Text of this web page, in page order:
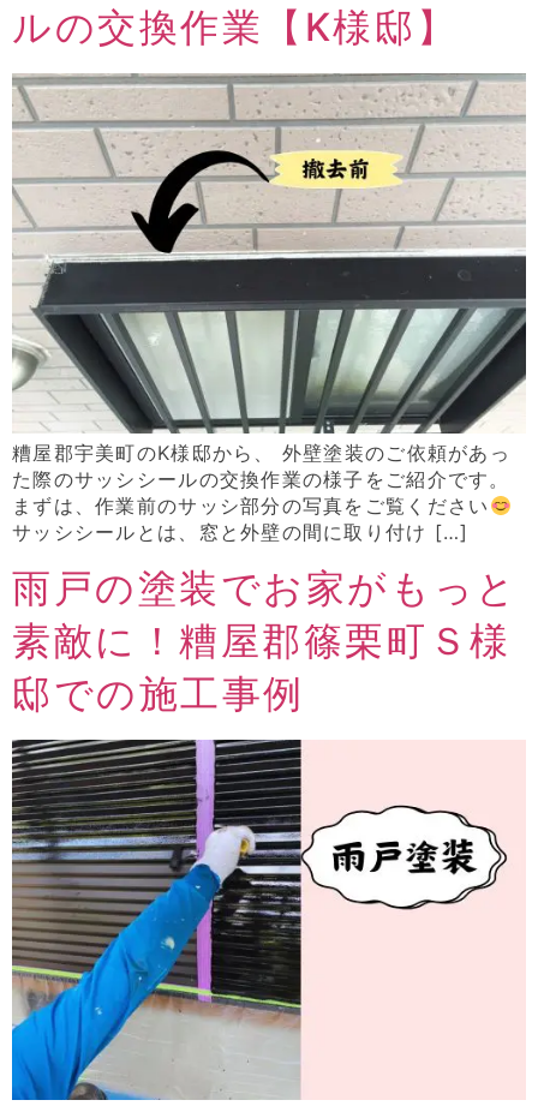
ルの交換作業【K様邸】
糟屋郡宇美町のK様邸から、 外壁塗装のご依頼があっ
た際のサッシシールの交換作業の様子をご紹介です。
まずは、作業前のサッシ部分の写真をご覧ください
サッシシールとは、窓と外壁の間に取り付け […]
雨戸の塗装でお家がもっと
素敵に！糟屋郡篠栗町Ｓ様
邸での施工事例